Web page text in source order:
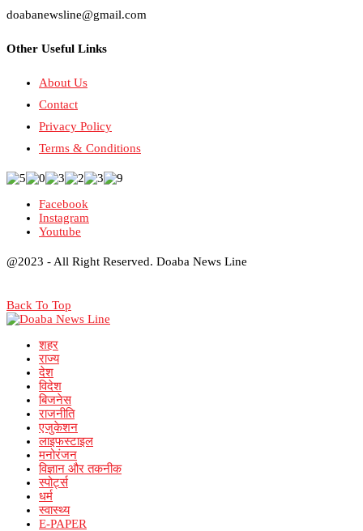
doabanewsline@gmail.com
Other Useful Links
About Us
Contact
Privacy Policy
Terms & Conditions
Facebook
Instagram
Youtube
@2023 - All Right Reserved. Doaba News Line
Back To Top
शहर
राज्य
देश
विदेश
बिजनेस
राजनीति
एजुकेशन
लाइफस्टाइल
मनोरंजन
विज्ञान और तकनीक
स्पोर्ट्स
धर्म
स्वास्थ्य
E-PAPER